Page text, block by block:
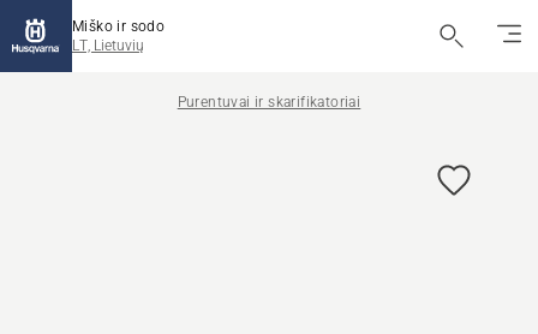
Miško ir sodo
LT, Lietuvių
Purentuvai ir skarifikatoriai